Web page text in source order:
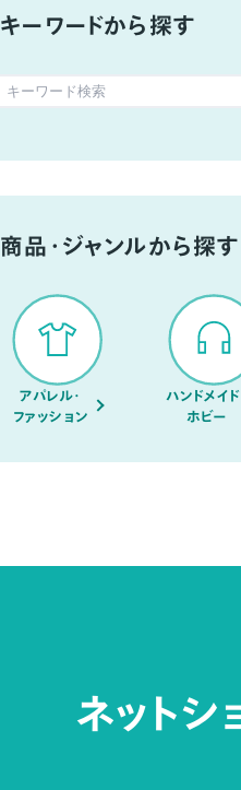
キーワードから探す
商品・ジャンルから探す
アパレル・
ファッション
ハンドメイド
ホビー
ネット